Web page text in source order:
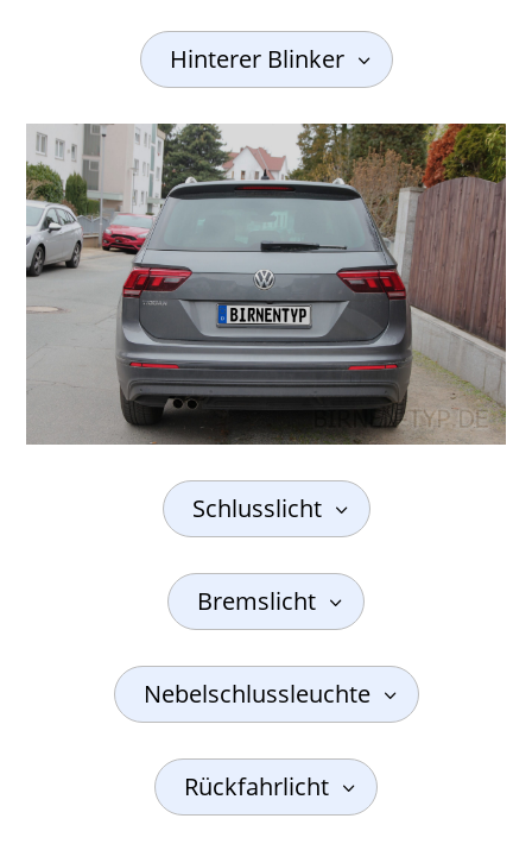
Hinterer Blinker
Schlusslicht
Bremslicht
Nebelschlussleuchte
Rückfahrlicht